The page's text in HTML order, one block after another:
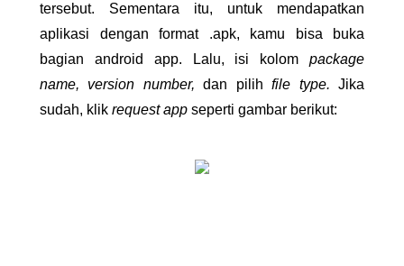
tersebut. Sementara itu, untuk mendapatkan
aplikasi dengan format .apk, kamu bisa buka
bagian android app. Lalu, isi kolom package
name, version number, dan pilih file type. Jika
sudah, klik request app seperti gambar berikut: